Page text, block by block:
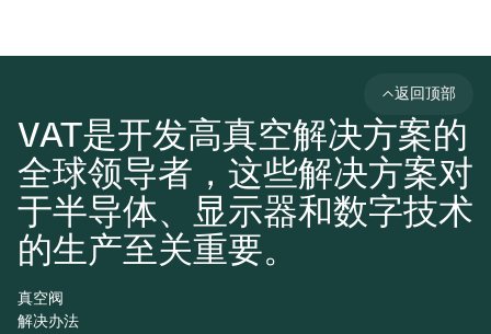
VAT是开发高真空解决方案的
全球领导者，这些解决方案对
于半导体、显示器和数字技术
的生产至关重要。
返回顶部
真空阀
解决办法